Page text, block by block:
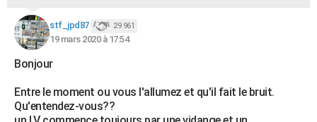
stf_jpd87 29 961
19 mars 2020 à 17:54
Bonjour
Entre le moment ou vous l'allumez et qu'il fait le bruit.
Qu'entendez-vous??